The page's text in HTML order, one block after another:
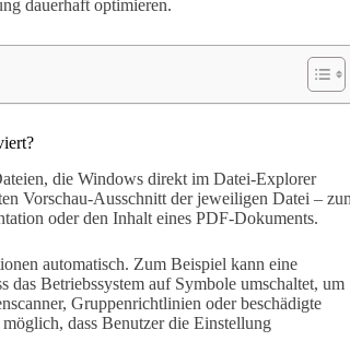
dauerhaft optimieren.
die Windows direkt im Datei-Explorer
Vorschau-Ausschnitt der jeweiligen Datei –
oder den Inhalt eines PDF-Dokuments.
automatisch. Zum Beispiel kann eine
das Betriebssystem auf Symbole umschaltet, um
Gruppenrichtlinien oder beschädigte
dass Benutzer die Einstellung